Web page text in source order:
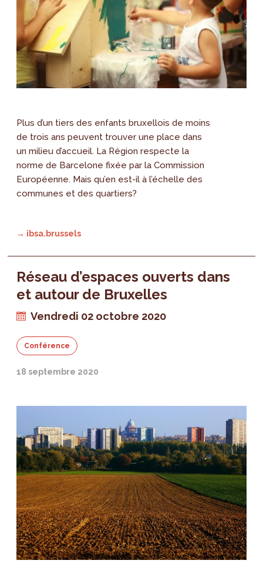
Plus d’un tiers des enfants bruxellois de moins
de trois ans peuvent trouver une place dans
un milieu d’accueil. La Région respecte la
norme de Barcelone fixée par la Commission
Européenne. Mais qu’en est-il à l’échelle des
communes et des quartiers?
→ ibsa.brussels
Réseau d’espaces ouverts dans
et autour de Bruxelles
Vendredi 02 octobre 2020
Conférence
18 septembre 2020